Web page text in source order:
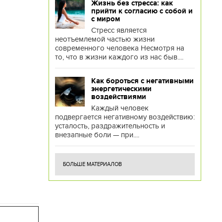
Жизнь без стресса: как
прийти к согласию с собой и
с миром
Стресс является
неотъемлемой частью жизни
современного человека Несмотря на
то, что в жизни каждого из нас быв....
Как бороться с негативными
энергетическими
воздействиями
Каждый человек
подвергается негативному воздействию:
усталость, раздражительность и
внезапные боли — при....
БОЛЬШЕ МАТЕРИАЛОВ